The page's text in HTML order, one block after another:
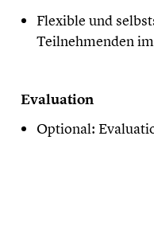
Flexible und
Teilnehmenden
​Evaluation
Optional: